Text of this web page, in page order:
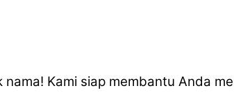
Kami siap membantu Anda